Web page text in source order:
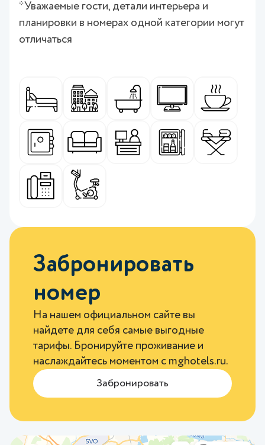
*Уважаемые гости, детали интерьера и
планировки в номерах одной категории могут
отличаться
Забронировать
номер
На нашем официальном сайте вы
найдете для себя самые выгодные
тарифы. Бронируйте проживание и
наслаждайтесь моментом с mghotels.ru.
Забронировать